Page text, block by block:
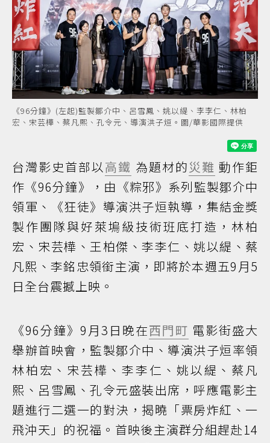
《96分鐘》(左起)監製鄒介中、呂雪鳳、姚以緹、李李仁、林柏
宏、宋芸樺、蔡凡熙、孔令元、導演洪子烜。圖/華影國際提供
台灣影史首部以高鐵 為題材的災難 動作鉅
作《96分鐘》，由《粽邪》系列監製鄒介中
領軍、《狂徒》導演洪子烜執導，集結金獎
製作團隊與好萊塢級技術班底打造，林柏
宏、宋芸樺、王柏傑、李李仁、姚以緹、蔡
凡熙、李銘忠領銜主演，即將於本週五9月5
日全台震撼上映。
《96分鐘》9月3日晚在西門町 電影街盛大
舉辦首映會，監製鄒介中、導演洪子烜率領
林柏宏、宋芸樺、李李仁、姚以緹、蔡凡
熙、呂雪鳳、孔令元盛裝出席，呼應電影主
題進行二選一的對決，揭曉「票房炸紅、一
飛沖天」的祝福。首映後主演群分組趕赴14